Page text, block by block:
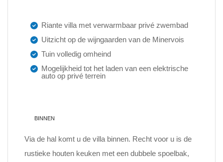
Riante villa met verwarmbaar privé zwembad
Uitzicht op de wijngaarden van de Minervois
Tuin volledig omheind
Mogelijkheid tot het laden van een elektrische
auto op privé terrein
BINNEN
Via de hal komt u de villa binnen. Recht voor u is de
rustieke houten keuken met een dubbele spoelbak,